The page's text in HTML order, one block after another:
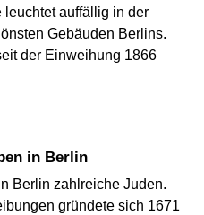
leuchtet auffällig in der
Gebäuden Berlins.
der Einweihung 1866
in Berlin
Berlin zahlreiche Juden.
gründete sich 1671